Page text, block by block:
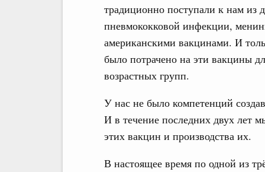
традиционно поступали к нам из
пневмококковой инфекции,
американскими вакцинами. И
было потрачено на эти вакцины
возрастных групп.
У нас не было компетенций
И в течение последних двух лет
этих вакцин и производства их.
В настоящее время по одной из